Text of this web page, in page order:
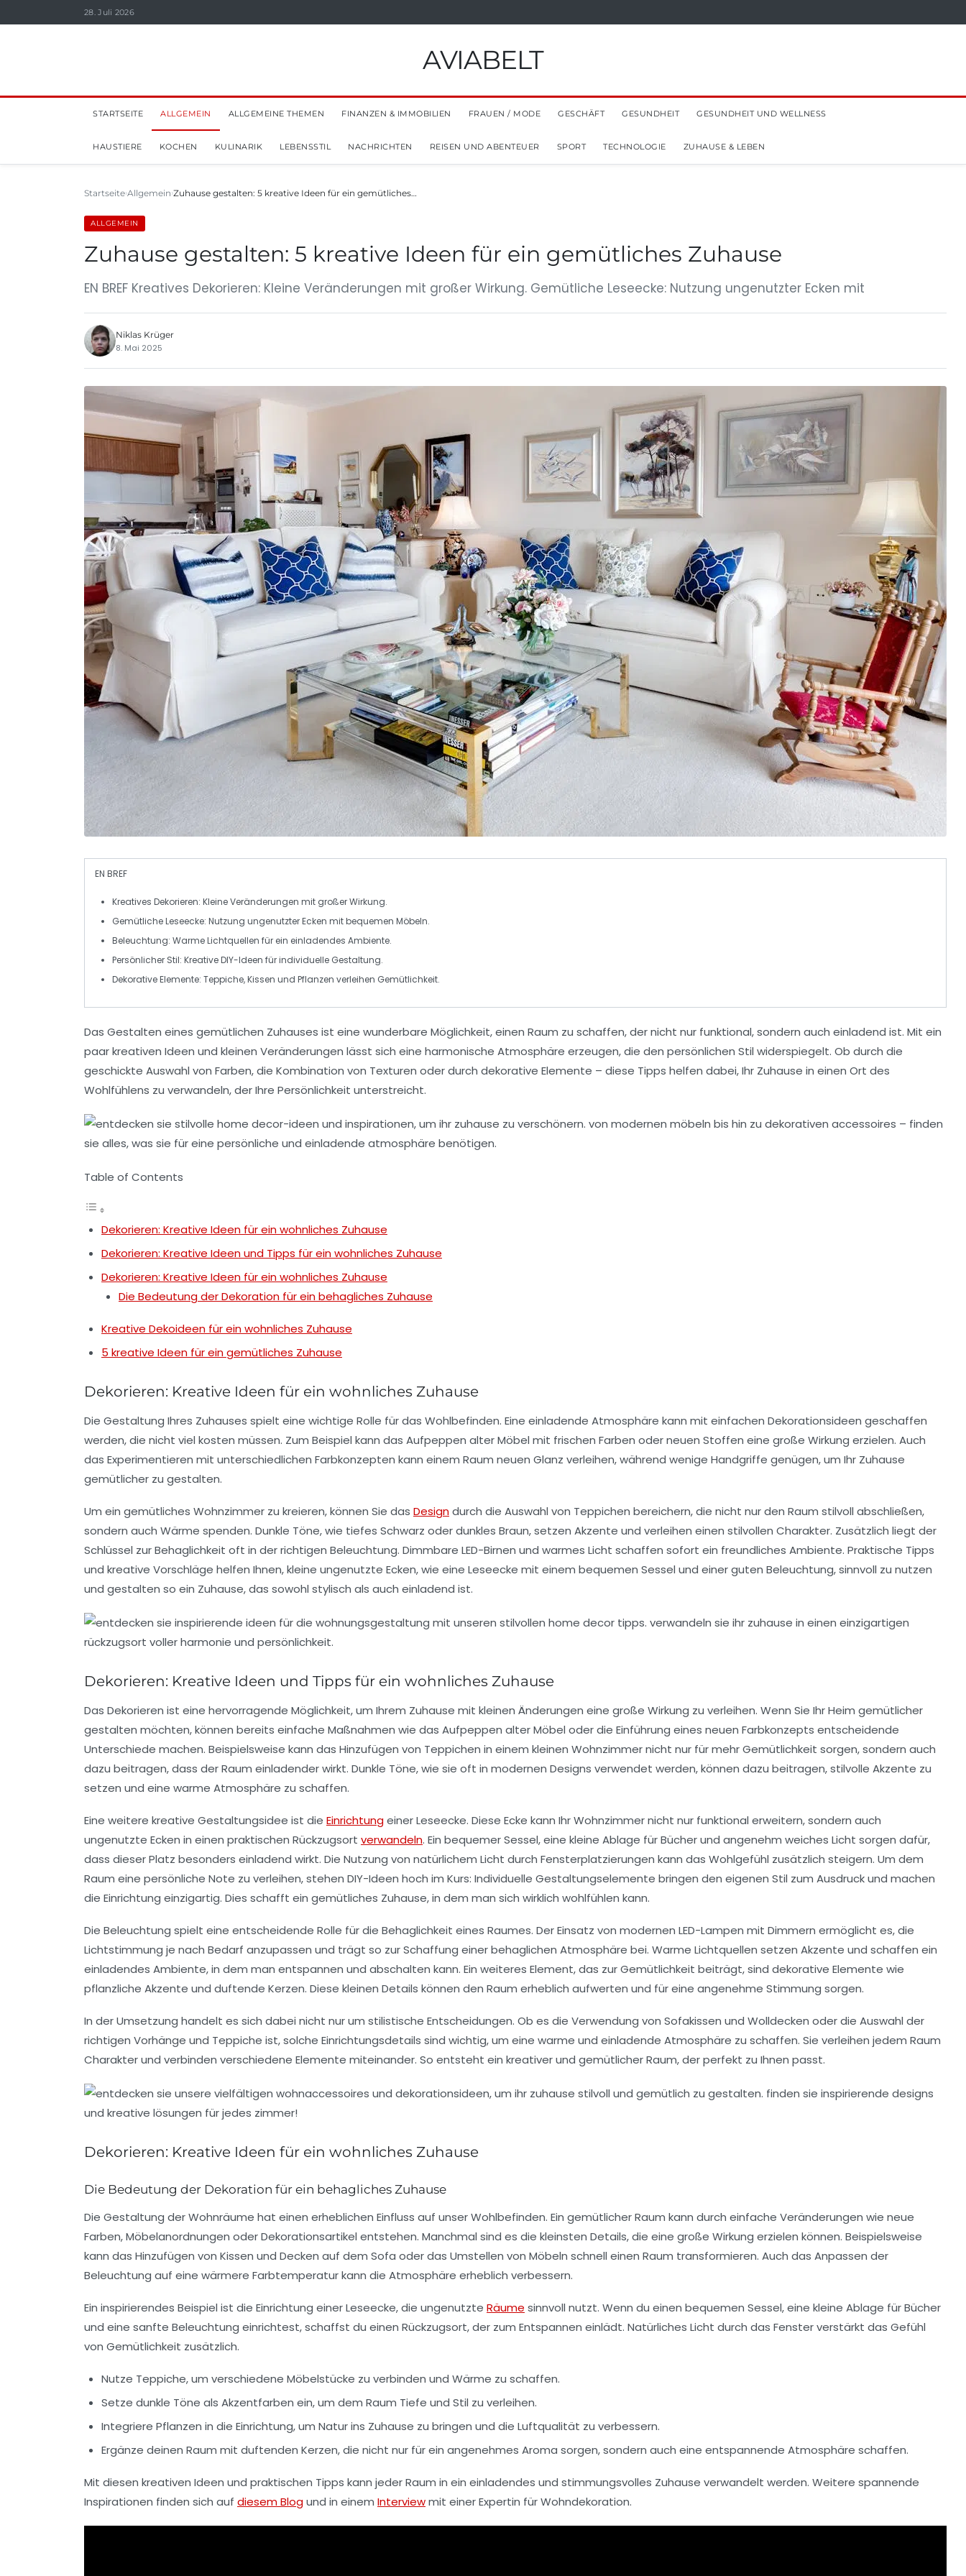
28. Juli 2026
AVIABELT
STARTSEITE ALLGEMEIN ALLGEMEINE THEMEN FINANZEN & IMMOBILIEN FRAUEN / MODE GESCHÄFT GESUNDHEIT GESUNDHEIT UND WELLNESS
HAUSTIERE KOCHEN KULINARIK LEBENSSTIL NACHRICHTEN REISEN UND ABENTEUER SPORT TECHNOLOGIE ZUHAUSE & LEBEN
Startseite Allgemein Zuhause gestalten: 5 kreative Ideen für ein gemütliches…
ALLGEMEIN
Zuhause gestalten: 5 kreative Ideen für ein gemütliches Zuhause
EN BREF Kreatives Dekorieren: Kleine Veränderungen mit großer Wirkung. Gemütliche Leseecke: Nutzung ungenutzter Ecken mit
Niklas Krüger
8. Mai 2025
EN BREF
Kreatives Dekorieren: Kleine Veränderungen mit großer Wirkung.
Gemütliche Leseecke: Nutzung ungenutzter Ecken mit bequemen Möbeln.
Beleuchtung: Warme Lichtquellen für ein einladendes Ambiente.
Persönlicher Stil: Kreative DIY-Ideen für individuelle Gestaltung.
Dekorative Elemente: Teppiche, Kissen und Pflanzen verleihen Gemütlichkeit.
Das Gestalten eines gemütlichen Zuhauses ist eine wunderbare Möglichkeit, einen Raum zu schaffen, der nicht nur funktional, sondern auch einladend ist. Mit ein
paarkreativen Ideen und kleinen Veränderungen lässt sich eine harmonische Atmosphäre erzeugen, die den persönlichen Stil widerspiegelt. Ob durch die
geschickte Auswahl von Farben, die Kombination von Texturen oder durch dekorative Elemente – diese Tipps helfen dabei, Ihr Zuhause in einen Ort des
Wohlfühlens zu verwandeln, der Ihre Persönlichkeit unterstreicht.
Table of Contents
Dekorieren: Kreative Ideen für ein wohnliches Zuhause
Dekorieren: Kreative Ideen und Tipps für ein wohnliches Zuhause
Dekorieren: Kreative Ideen für ein wohnliches Zuhause
Die Bedeutung der Dekoration für ein behagliches Zuhause
Kreative Dekoideen für ein wohnliches Zuhause
5 kreative Ideen für ein gemütliches Zuhause
Dekorieren: Kreative Ideen für ein wohnliches Zuhause
Die Gestaltung Ihres Zuhauses spielt eine wichtige Rolle für das Wohlbefinden. Eine einladende Atmosphäre kann mit einfachen Dekorationsideen geschaffen
werden, die nicht viel kosten müssen. Zum Beispiel kann das Aufpeppen alter Möbel mit frischen Farben oder neuen Stoffen eine große Wirkung erzielen. Auch
das Experimentieren mit unterschiedlichen Farbkonzepten kann einem Raum neuen Glanz verleihen, während wenige Handgriffe genügen, um Ihr Zuhause
gemütlicher zu gestalten.
Um ein gemütliches Wohnzimmer zu kreieren, können Sie das Designdurch die Auswahl von Teppichen bereichern, die nicht nur den Raum stilvoll abschließen,
sondern auch Wärme spenden. Dunkle Töne, wie tiefes Schwarz oder dunkles Braun, setzen Akzente und verleihen einen stilvollen Charakter. Zusätzlich liegt der
Schlüssel zur Behaglichkeit oft in der richtigen Beleuchtung. Dimmbare LED-Birnen und warmes Licht schaffen sofort ein freundliches Ambiente. Praktische Tipps
und kreative Vorschläge helfen Ihnen, kleine ungenutzte Ecken, wie eine Leseecke mit einem bequemen Sessel und einer guten Beleuchtung, sinnvoll zu nutzen
und gestalten so ein Zuhause, das sowohl stylisch als auch einladend ist.
Dekorieren: Kreative Ideen und Tipps für ein wohnliches Zuhause
Das Dekorieren ist eine hervorragende Möglichkeit, um Ihrem Zuhause mit kleinen Änderungen eine große Wirkung zu verleihen. Wenn Sie Ihr Heim gemütlicher
gestalten möchten, können bereits einfache Maßnahmen wie das Aufpeppen alter Möbel oder die Einführung eines neuen Farbkonzepts entscheidende
Unterschiede machen. Beispielsweise kann das Hinzufügen von Teppichen in einem kleinen Wohnzimmer nicht nur für mehr Gemütlichkeit sorgen, sondern auch
dazu beitragen, dass der Raum einladender wirkt. Dunkle Töne, wie sie oft in modernen Designs verwendet werden, können dazu beitragen, stilvolle Akzente zu
setzen und eine warme Atmosphäre zu schaffen.
Eine weitere kreative Gestaltungsidee ist die EinrichtungeinerLeseecke. Diese Ecke kann Ihr Wohnzimmer nicht nur funktional erweitern, sondern auch
ungenutzte Ecken in einen praktischen Rückzugsort verwandeln. Ein bequemer Sessel, eine kleine Ablage für Bücher und angenehm weiches Licht sorgen dafür,
dass dieser Platz besonders einladend wirkt. Die Nutzung von natürlichem Licht durch Fensterplatzierungen kann das Wohlgefühl zusätzlich steigern. Um dem
Raum eine persönliche Note zu verleihen, stehen DIY-Ideen hoch im Kurs: Individuelle Gestaltungselemente bringen den eigenen Stil zum Ausdruck und machen
die Einrichtung einzigartig. Dies schafft ein gemütliches Zuhause, in dem man sich wirklich wohlfühlen kann.
Die Beleuchtung spielt eine entscheidende Rolle für die Behaglichkeit eines Raumes. Der Einsatz von modernen LED-Lampen mit Dimmern ermöglicht es, die
Lichtstimmung je nach Bedarf anzupassen und trägt so zur Schaffung einer behaglichen Atmosphäre bei. Warme Lichtquellen setzen Akzente und schaffen ein
einladendes Ambiente, in dem man entspannen und abschalten kann. Ein weiteres Element, das zur Gemütlichkeit beiträgt, sind dekorative Elemente wie
pflanzliche Akzente und duftende Kerzen. Diese kleinen Details können den Raum erheblich aufwerten und für eine angenehme Stimmung sorgen.
In der Umsetzung handelt es sich dabei nicht nur um stilistische Entscheidungen. Ob es die Verwendung von Sofakissen und Wolldecken oder die Auswahl der
richtigen Vorhänge und Teppiche ist, solche Einrichtungsdetails sind wichtig, um eine warme und einladende Atmosphäre zu schaffen. Sie verleihen jedem Raum
Charakter und verbinden verschiedene Elemente miteinander. So entsteht ein kreativer und gemütlicher Raum, der perfekt zu Ihnen passt.
Dekorieren: Kreative Ideen für ein wohnliches Zuhause
Die Bedeutung der Dekoration für ein behagliches Zuhause
Die Gestaltung der Wohnräume hat einen erheblichen Einfluss auf unser Wohlbefinden. Ein gemütlicher Raum kann durch einfache Veränderungen wie neue
Farben, Möbelanordnungen oder Dekorationsartikel entstehen. Manchmal sind es die kleinsten Details, die eine große Wirkung erzielen können. Beispielsweise
kann das Hinzufügen von Kissen und Decken auf dem Sofa oder das Umstellen von Möbeln schnell einen Raum transformieren. Auch das Anpassen der
Beleuchtung auf eine wärmere Farbtemperatur kann die Atmosphäre erheblich verbessern.
Ein inspirierendes Beispiel ist die Einrichtung einerLeseecke, die ungenutzte Räume sinnvoll nutzt. Wenn du einen bequemen Sessel, eine kleine Ablage für Bücher
und eine sanfte Beleuchtung einrichtest, schaffst du einen Rückzugsort, der zum Entspannen einlädt. Natürliches Licht durch das Fenster verstärkt das Gefühl
von Gemütlichkeit zusätzlich.
Nutze Teppiche, um verschiedene Möbelstücke zu verbinden und Wärme zu schaffen.
Setze dunkle Töne als Akzentfarben ein, um dem Raum Tiefe und Stil zu verleihen.
Integriere Pflanzen in die Einrichtung, um Natur ins Zuhause zu bringen und die Luftqualität zu verbessern.
Ergänze deinen Raum mit duftenden Kerzen, die nicht nur für ein angenehmes Aroma sorgen, sondern auch eine entspannende Atmosphäre schaffen.
Mit diesen kreativen Ideen und praktischen Tipps kann jeder Raum in ein einladendes und stimmungsvolles Zuhause verwandelt werden. Weitere spannende
Inspirationen finden sich auf diesem Blogund in einem Interviewmit einer Expertin für Wohndekoration.